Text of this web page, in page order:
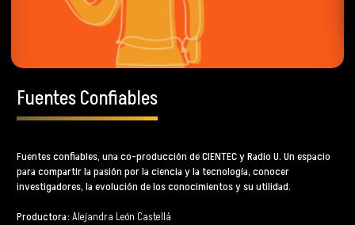
Fuentes Confiables
Fuentes confiables, una co-producción deCIENTECyRadio U. Un espacio
para compartir la pasión por la ciencia y la tecnología, conocer
investigadores, la evolución de los conocimientos y su utilidad.
Productora: Alejandra León Castellá